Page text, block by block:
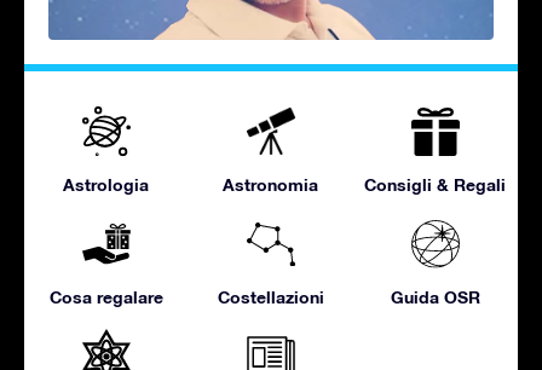
Astrologia Astronomia Consigli & Regali
Cosa regalare Costellazioni Guida OSR